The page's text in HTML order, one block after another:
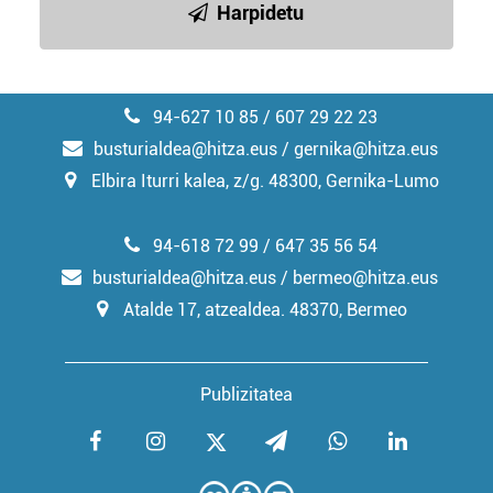
Harpidetu
94-627 10 85 / 607 29 22 23
busturialdea@hitza.eus / gernika@hitza.eus
Elbira Iturri kalea, z/g. 48300, Gernika-Lumo
Publizitatea
94-618 72 99 / 647 35 56 54
busturialdea@hitza.eus / bermeo@hitza.eus
Atalde 17, atzealdea. 48370, Bermeo